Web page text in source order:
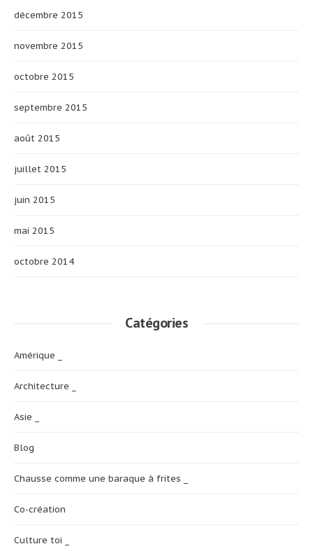
décembre 2015
novembre 2015
octobre 2015
septembre 2015
août 2015
juillet 2015
juin 2015
mai 2015
octobre 2014
Catégories
Amérique _
Architecture _
Asie _
Blog
Chausse comme une baraque à frites _
Co-création
Culture toi _